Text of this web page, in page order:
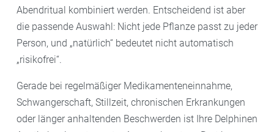
Abendritual kombiniert werden. Entscheidend ist aber
die passende Auswahl: Nicht jede Pflanze passt zu jeder
Person, und „natürlich“ bedeutet nicht automatisch
„risikofrei“.
Gerade bei regelmäßiger Medikamenteneinnahme,
Schwangerschaft, Stillzeit, chronischen Erkrankungen
oder länger anhaltenden Beschwerden ist Ihre Delphinen